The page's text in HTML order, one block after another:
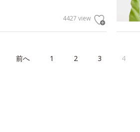
4427 view
前へ 1 2 3 4